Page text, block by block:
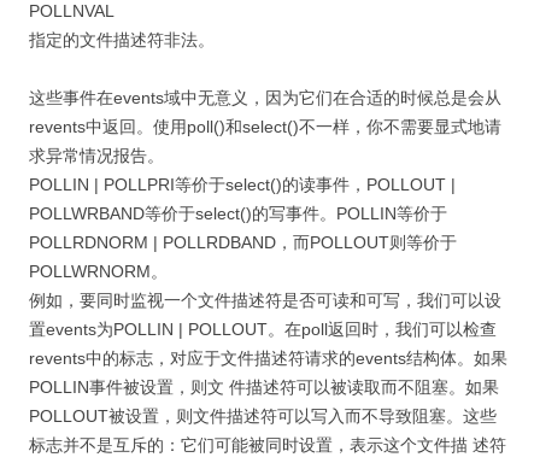
POLLNVAL
指定的文件描述符非法。
这些事件在events域中无意义，因为它们在合适的时候总是会从
revents中返回。使用poll()和select()不一样，你不需要显式地请
求异常情况报告。
POLLIN | POLLPRI等价于select()的读事件，POLLOUT |
POLLWRBAND等价于select()的写事件。POLLIN等价于
POLLRDNORM | POLLRDBAND，而POLLOUT则等价于
POLLWRNORM。
例如，要同时监视一个文件描述符是否可读和可写，我们可以设
置events为POLLIN | POLLOUT。在poll返回时，我们可以检查
revents中的标志，对应于文件描述符请求的events结构体。如果
POLLIN事件被设置，则文 件描述符可以被读取而不阻塞。如果
POLLOUT被设置，则文件描述符可以写入而不导致阻塞。这些
标志并不是互斥的：它们可能被同时设置，表示这个文件描 述符